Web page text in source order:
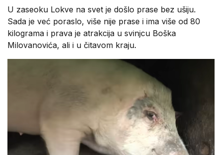
U zaseoku Lokve na svet je došlo prase bez ušiju.
Sada je već poraslo, više nije prase i ima više od 80
kilograma i prava je atrakcija u svinjcu Boška
Milovanovića, ali i u čitavom kraju.